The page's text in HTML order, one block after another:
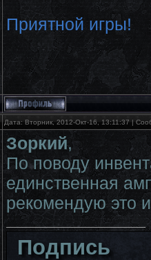
Приятной игры!
Дата: Вторник, 2012-Окт-16, 13:11:37 |
Зоркий,
По поводу
единственная
рекомендую это
Подпись